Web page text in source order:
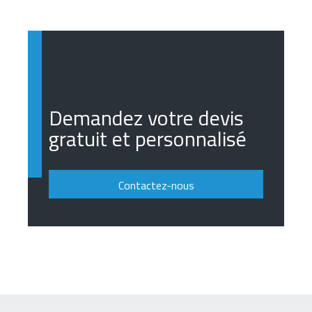
Demandez votre devis
gratuit et personnalisé
Contactez-nous